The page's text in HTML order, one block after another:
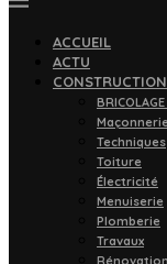
ACCUEIL
ACTU
CONSTRUCTION
Maçonnerie
Techniques
Toiture
Électricité
Menuiserie
Plomberie
Travaux
Rénovation